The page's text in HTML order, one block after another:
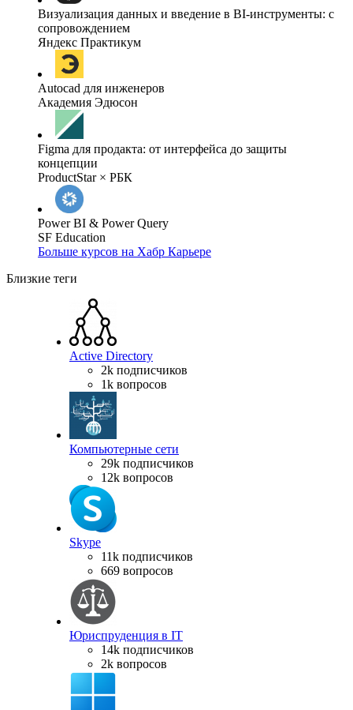
Визуализация данных и введение в BI-инструменты: с
сопровождением
Яндекс Практикум
Autocad для инженеров
Академия Эдюсон
Figma для продакта: от интерфейса до защиты
концепции
ProductStar × РБК
Power BI & Power Query
SF Education
Больше курсов на Хабр Карьере
Близкие теги
Active Directory
2k подписчиков
1k вопросов
Компьютерные сети
29k подписчиков
12k вопросов
Skype
11k подписчиков
669 вопросов
Юриспруденция в IT
14k подписчиков
2k вопросов